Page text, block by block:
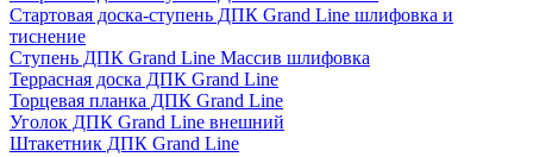
Стартовая доска-ступень ДПК Grand Line шлифовка и
тиснение
Ступень ДПК Grand Line Массив шлифовка
Террасная доска ДПК Grand Line
Торцевая планка ДПК Grand Line
Уголок ДПК Grand Line внешний
Штакетник ДПК Grand Line